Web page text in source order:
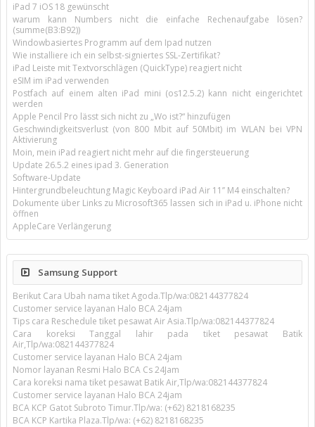
iPad 7 iOS 18 gewünscht
warum kann Numbers nicht die einfache Rechenaufgabe lösen?
(summe(B3:B92))
Windowbasiertes Programm auf dem Ipad nutzen
Wie installiere ich ein selbst-signiertes SSL-Zertifikat?
iPad Leiste mit Textvorschlägen (QuickType) reagiert nicht
eSIM im iPad verwenden
Postfach auf einem alten iPad mini (os12.5.2) kann nicht eingerichtet
werden
Apple Pencil Pro lässt sich nicht zu „Wo ist?“ hinzufügen
Geschwindigkeitsverlust (von 800 Mbit auf 50Mbit) im WLAN bei VPN
Aktivierung
Moin, mein iPad reagiert nicht mehr auf die fingersteuerung
Update 26.5.2 eines ipad 3. Generation
Software-Update
Hintergrundbeleuchtung Magic Keyboard iPad Air 11’’ M4 einschalten?
Dokumente über Links zu Microsoft365 lassen sich in iPad u. iPhone nicht
öffnen
AppleCare Verlängerung
Samsung Support
Berikut Cara Ubah nama tiket Agoda.Tlp/wa:082144377824
Customer service layanan Halo BCA 24jam
Tips cara Reschedule tiket pesawat Air Asia.Tlp/wa:082144377824
Cara koreksi Tanggal lahir pada tiket pesawat Batik
Air,Tlp/wa:082144377824
Customer service layanan Halo BCA 24jam
Nomor layanan Resmi Halo BCA Cs 24Jam
Cara koreksi nama tiket pesawat Batik Air,Tlp/wa:082144377824
Customer service layanan Halo BCA 24jam
BCA KCP Gatot Subroto Timur.Tlp/wa: (+62) 8218168235
BCA KCP Kartika Plaza.Tlp/wa: (+62) 8218168235